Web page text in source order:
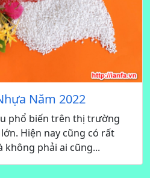
Năm 2022
phổ biến trên thị trường
Hiện nay cũng có rất
không phải ai cũng...